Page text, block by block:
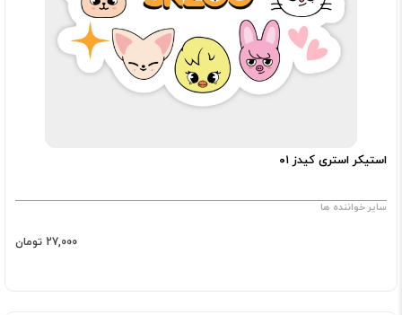
استیکر استری کیدز ۰۱
سایر خواننده ها
27,000 تومان